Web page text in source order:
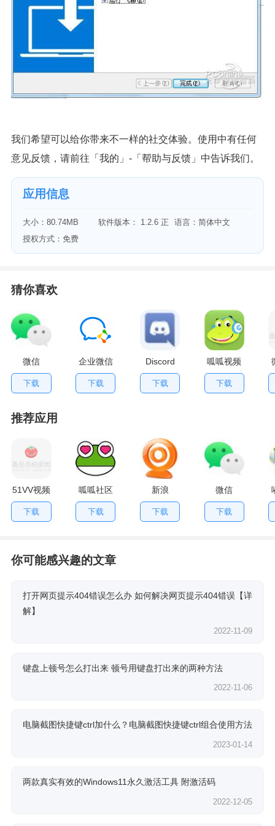
我们希望可以给你带来不一样的社交体验。使用中有任何
意见反馈，请前往「我的」-「帮助与反馈」中告诉我们。
应用信息
大小：80.74MB
软件版本： 1.2.6 正
语言：简体中文
授权方式：免费
猜你喜欢
微信
下载
企业微信
下载
Discord
下载
呱呱视频
社区2012
下载
推荐应用
51VV视频
社区
下载
呱呱社区
下载
新浪
SHOW
下载
微信
下载
你可能感兴趣的文章
打开网页提示404错误怎么办 如何解决网页提示404错误【详
解】
2022-11-09
键盘上顿号怎么打出来 顿号用键盘打出来的两种方法
2022-11-06
电脑截图快捷键ctrl加什么？电脑截图快捷键ctrl组合使用方法
2023-01-14
两款真实有效的Windows11永久激活工具 附激活码
2022-12-05